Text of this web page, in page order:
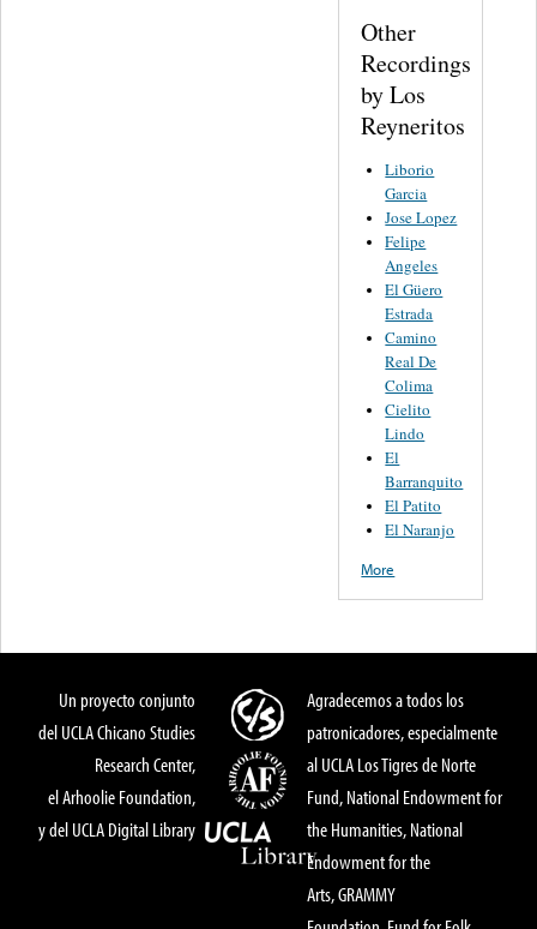
Other
Recordings
by Los
Reyneritos
Liborio
Garcia
Jose Lopez
Felipe
Angeles
El Güero
Estrada
Camino
Real De
Colima
Cielito
Lindo
El
Barranquito
El Patito
El Naranjo
More
Un proyecto conjunto
del UCLA Chicano Studies
Research Center,
el Arhoolie Foundation,
y del UCLA Digital Library
Agradecemos a todos los
patronicadores, especialmente
al UCLA Los Tigres de Norte
Fund, National Endowment for
the Humanities, National
Endowment for the
Arts, GRAMMY